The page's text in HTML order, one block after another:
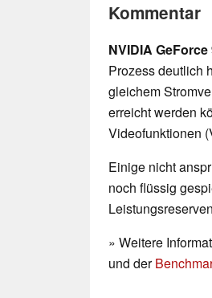
Kommentar
NVIDIA GeForce
Prozess deutlich
gleichem
erreicht werden
Videofunktionen
Einige nicht
noch flüssig
» Weitere
und der